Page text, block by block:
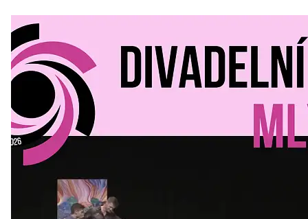
Divadelní Mlýn 30. 07. 2026
Kultura a volný čas
Divadelní mlýn. 15. až 18. října KD
MLEJN. Vstupenky již v prodeji.
Přijďte na přátelský festival divadla a inspirace 15. až 18.
října 2026 Vstupenky již v prodeji na GOOUT -
https://divadelnimlyn.cz/vstupenky Představ si čtyři dny